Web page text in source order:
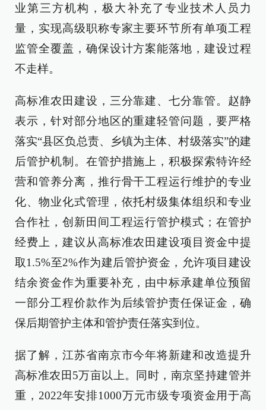
业第三方机构，极大补充了专业技术人员力
量，实现高级职称专家主要环节所有单项工程
监管全覆盖，确保设计方案能落地，建设过程
不走样。
高标准农田建设，三分靠建、七分靠管。赵静
表示，针对部分地区的重建轻管问题，要严格
落实“县区负总责、乡镇为主体、村级落实”的建
后管护机制。在管护措施上，积极探索特许经
营和管养分离，推行骨干工程运行维护的专业
化、物业化式管理，依托村级集体组织和专业
合作社，创新田间工程运行管护模式；在管护
经费上，建议从高标准农田建设项目资金中提
取1.5%至2%作为建后管护资金，允许项目建设
结余资金作为重要补充，由中标承建单位预留
一部分工程价款作为后续管护责任保证金，确
保后期管护主体和管护责任落实到位。
据了解，江苏省南京市今年将新建和改造提升
高标准农田5万亩以上。同时，南京坚持建管并
重，2022年安排1000万元市级专项资金用于高